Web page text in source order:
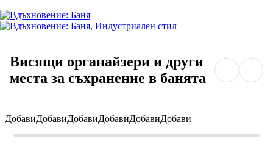
Висящи органайзери и други
места за съхранение в банята
ДобавиДобавиДобавиДобавиДобавиДобави